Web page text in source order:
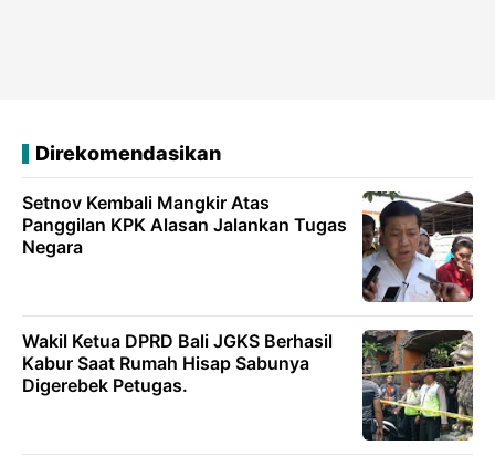
Direkomendasikan
Setnov Kembali Mangkir Atas
Panggilan KPK Alasan Jalankan Tugas
Negara
Wakil Ketua DPRD Bali JGKS Berhasil
Kabur Saat Rumah Hisap Sabunya
Digerebek Petugas.